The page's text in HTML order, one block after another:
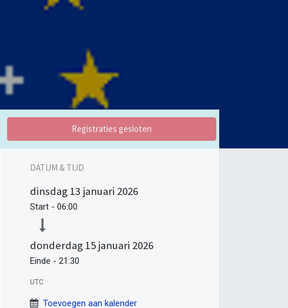
Registraties gesloten
DATUM & TIJD
dinsdag 13 januari 2026
Start - 06:00
donderdag 15 januari 2026
Einde - 21:30
UTC
Toevoegen aan kalender